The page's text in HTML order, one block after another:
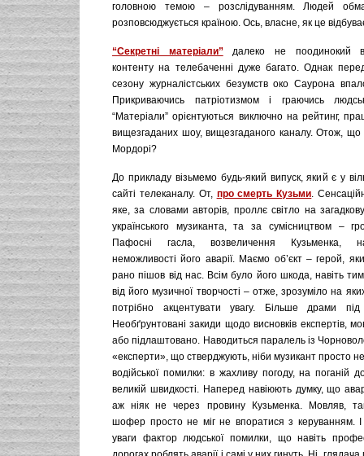
головною темою – розслідуванням. Людей
розповсюджується країною. Ось, власне, як це
“Секретні матеріали”далеко не поодинокий
контенту на телебаченні дуже багато. Однак
сезону журналістських безумств око Саурона
Прикриваючись патріотизмом і граючись
“Матеріали” орієнтуються виключно на рейтинг,
вищезгаданих шоу, вищезгаданого каналу. Отож, що
Мордорі?
До прикладу візьмемо будь-який випуск, який є у
сайті телеканалу. От, про смерть Кузьми.
яке, за словами авторів, проллє світло на
українського музиканта, та за сумісництвом –
Пафосні гасла, возвеличення Кузьменка,
неможливості його аварії. Маємо об’єкт – герой,
рано пішов від нас. Всім було його шкода, навіть
від його музичної творчості – отже, зрозуміло на
потрібно акцентувати увагу. Більше драми
Необґрунтовані закиди щодо висновків експертів,
або підлаштовано. Наводиться паралель із
«експерти», що стверджують, ніби музикант просто
водійської помилки: в жахливу погоду, на поганій
великій швидкості. Наперед навіюють думку, що
аж ніяк не через провину Кузьменка. Мовляв,
шофер просто не міг не впоратися з керуванням.
уваги фактор людської помилки, що навіть